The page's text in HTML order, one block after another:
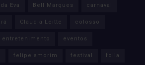
Eva Bell Marques carnaval
Claudia Leitte colosso
entretenimento eventos
felipe amorim festival folia